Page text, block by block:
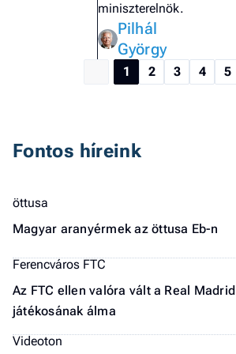
miniszterelnök.
Pilhál
György
1 2 3 4 5
Fontos híreink
öttusa
Magyar aranyérmek az öttusa Eb-n
Ferencváros FTC
Az FTC ellen valóra vált a Real Madrid
játékosának álma
Videoton